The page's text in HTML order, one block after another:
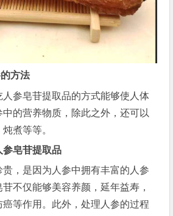
方法
参皂苷提取品的方式能够使人体
的营养物质，除此之外，还可以
煮等等。
皂苷提取品
，是因为人参中拥有丰富的人参
不仅能够美容养颜，延年益寿，
等作用。此外，处理人参的过程